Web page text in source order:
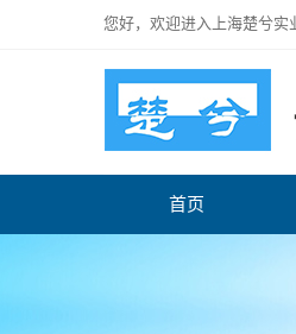
您好，欢迎进入上海楚兮实
首页